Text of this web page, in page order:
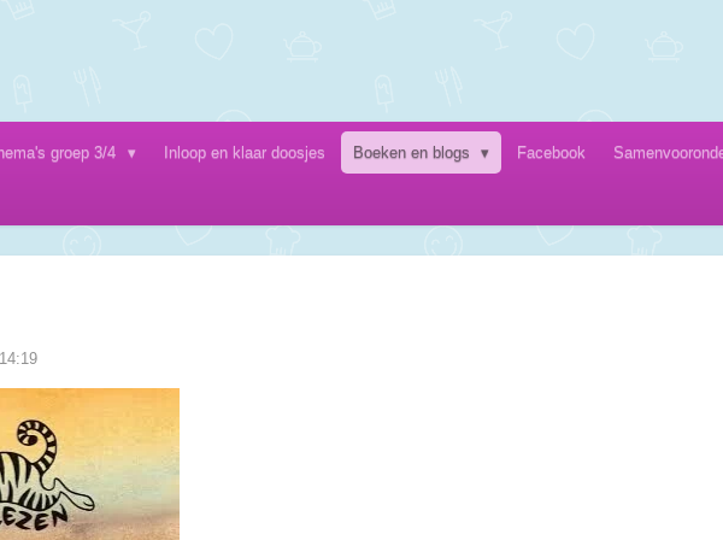
groep 3/4 Inloop en klaar doosjes Boeken en blogs Facebook